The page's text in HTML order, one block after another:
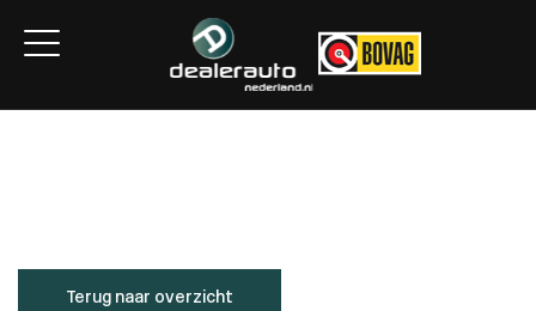
Aanbod
Contact
Terug naar overzicht